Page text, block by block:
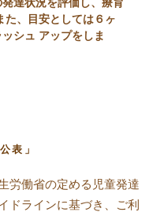
た、目安としては６ヶ
シュ アップをしま
表」
労働省の定める児童発達
ドラインに基づき、ご利